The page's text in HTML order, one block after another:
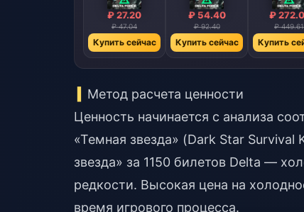
₽ 27.20
₽ 47.04
Купить сейчас
₽ 54.40
₽ 92.40
Купить сейчас
₽
₽ 449.61
Купить
Метод расчета ценности
Ценность начинается с анализа
«Темная звезда» (Dark Star
звезда» за 1150 билетов Delta —
редкости. Высокая цена на
время игрового процесса.